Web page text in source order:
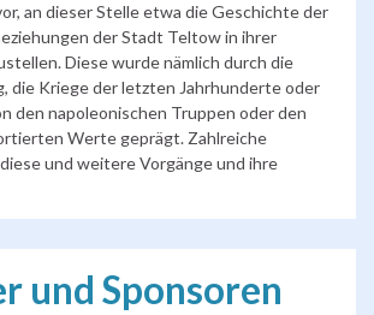
an dieser Stelle etwa die Geschichte der
der Stadt Teltow in ihrer
Diese wurde nämlich durch die
die Kriege der letzten Jahrhunderte oder
den napoleonischen Truppen oder den
Werte geprägt. Zahlreiche
und weitere Vorgänge und ihre
und Sponsoren